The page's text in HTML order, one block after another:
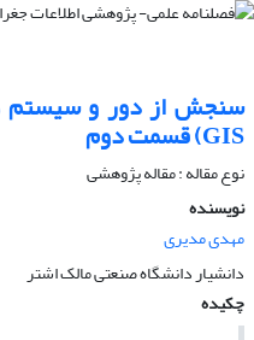
GIS) قسمت دوم
نوع مقاله : مقاله پژوهشی
نویسنده
مهدی مدیری
دانشیار دانشگاه صنعتی مالک اشتر
چکیده